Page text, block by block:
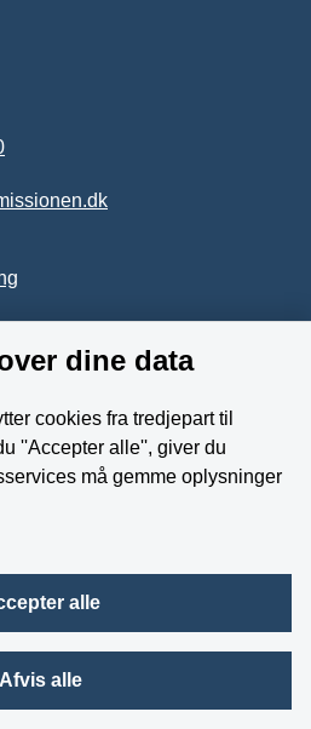
dine data
cookies fra tredjepart til
''Accepter alle'', giver du
må gemme oplysninger
alle
Afvis alle